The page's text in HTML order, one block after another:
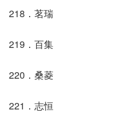
218．茗瑞
219．百集
220．桑菱
221．志恒